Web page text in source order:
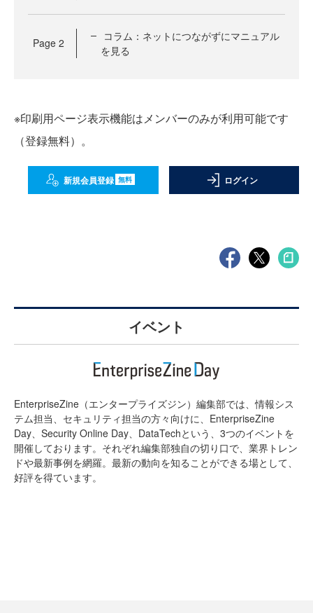
Page 2
コラム：ネットにつながずにマニュアル
を見る
※印刷用ページ表示機能はメンバーのみが利用可能です
（登録無料）。
新規会員登録 無料 ログイン
イベント
EnterpriseZine（エンタープライズジン）編集部では、情報シス
テム担当、セキュリティ担当の方々向けに、EnterpriseZine
Day、Security Online Day、DataTechという、3つのイベントを
開催しております。それぞれ編集部独自の切り口で、業界トレン
ドや最新事例を網羅。最新の動向を知ることができる場として、
好評を得ています。